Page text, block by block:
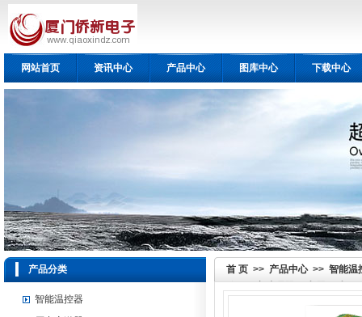
网站首页 资讯中心 产品中心 图库中心 下载中心
首 页 >> 产品中心>> 智能温
产品分类
智能温控器